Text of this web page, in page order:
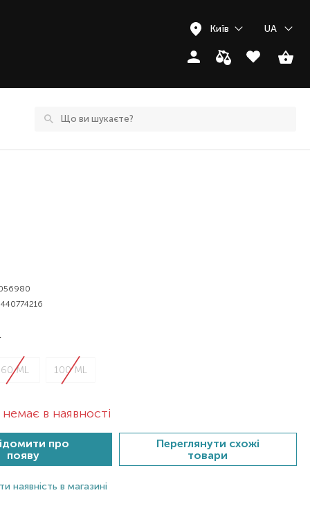
Київ UA
60 ML 100 ML
в наявності
про
появу
Переглянути схожі
товари
наявність в магазині